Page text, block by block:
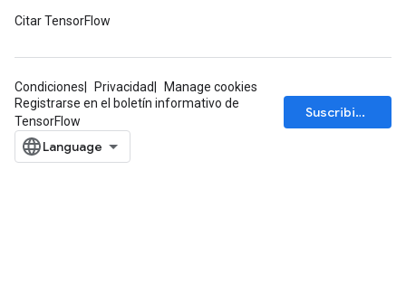
Citar TensorFlow
Condiciones Privacidad
Manage cookies
Registrarse en el boletín informativo de
TensorFlow
Suscribirse